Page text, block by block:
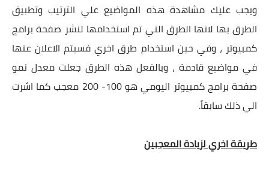
ويجب عليك مشاهدة هذه المواضيع علي الترتيب وتطبيق
الطرق بها لانها الطرق التي تم استخدامها لنشر صفحة برامج
كمبيوتر ، وفي حين استخدام طرق اخري فسيتم الاعلان عنها
في مواضيع قادمة ، وبالفعل هذه الطرق جعلت معدل نمو
صفحة برامج كمبيوتر اليومي هو 100- 200 معجب كما اشرت
الي ذلك سابقاً.
طريقة اخري لزيادة المعجبين